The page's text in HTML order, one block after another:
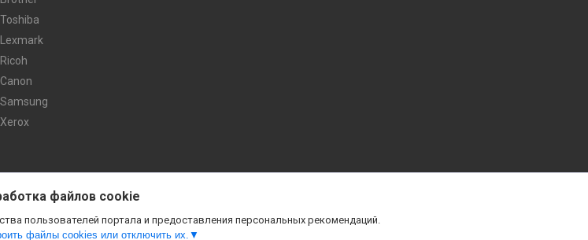
файлов cookie
пользователей портала и предоставления персональных рекомендаций.
файлы cookies или отключить их.